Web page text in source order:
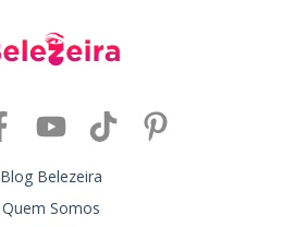
Blog Belezeira
Quem Somos